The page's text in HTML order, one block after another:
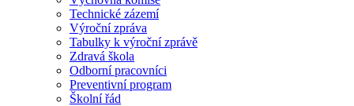
Technické zázemí
Výroční zpráva
Tabulky k výroční zprávě
Zdravá škola
Odborní pracovníci
Preventivní program
Školní řád